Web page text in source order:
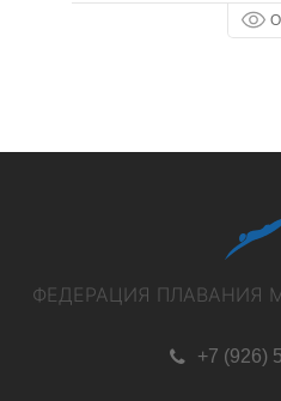
ФЕДЕРАЦИЯ ПЛАВАНИЯ
+7 (926)